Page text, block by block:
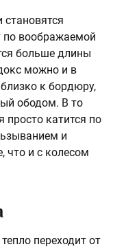
по воображаемой
больше длины
можно и в
к бордюру,
ободом. В то
катится по
и
что и с колесом
переходит от